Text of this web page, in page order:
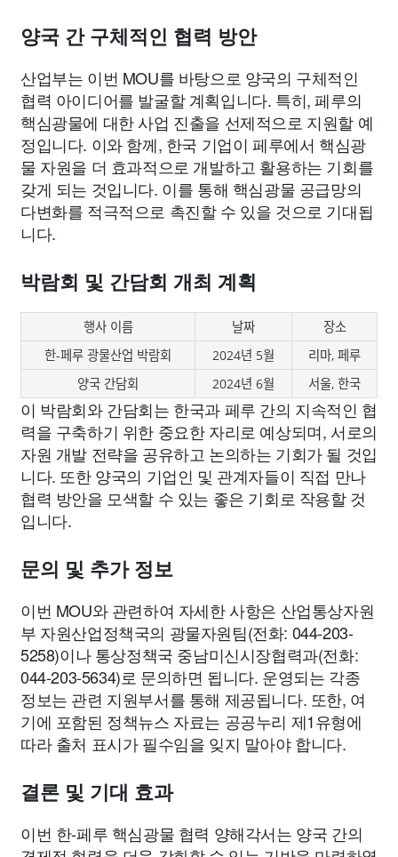
양국 간 구체적인 협력 방안
산업부는 이번 MOU를 바탕으로 양국의 구체적인
협력 아이디어를 발굴할 계획입니다. 특히, 페루의
핵심광물에 대한 사업 진출을 선제적으로 지원할 예
정입니다. 이와 함께, 한국 기업이 페루에서 핵심광
물 자원을 더 효과적으로 개발하고 활용하는 기회를
갖게 되는 것입니다. 이를 통해 핵심광물 공급망의
다변화를 적극적으로 촉진할 수 있을 것으로 기대됩
니다.
박람회 및 간담회 개최 계획
행사 이름 날짜
장소
한-페루 광물산업 박람회
2024년 5월
리마, 페루
양국 간담회
2024년 6월 서울, 한국
이 박람회와 간담회는 한국과 페루 간의 지속적인 협
력을 구축하기 위한 중요한 자리로 예상되며, 서로의
자원 개발 전략을 공유하고 논의하는 기회가 될 것입
니다. 또한 양국의 기업인 및 관계자들이 직접 만나
협력 방안을 모색할 수 있는 좋은 기회로 작용할 것
입니다.
문의 및 추가 정보
이번 MOU와 관련하여 자세한 사항은 산업통상자원
부 자원산업정책국의 광물자원팀(전화: 044-203-
5258)이나 통상정책국 중남미신시장협력과(전화:
044-203-5634)로 문의하면 됩니다. 운영되는 각종
정보는 관련 지원부서를 통해 제공됩니다. 또한, 여
기에 포함된 정책뉴스 자료는 공공누리 제1유형에
따라 출처 표시가 필수임을 잊지 말아야 합니다.
결론 및 기대 효과
이번 한-페루 핵심광물 협력 양해각서는 양국 간의